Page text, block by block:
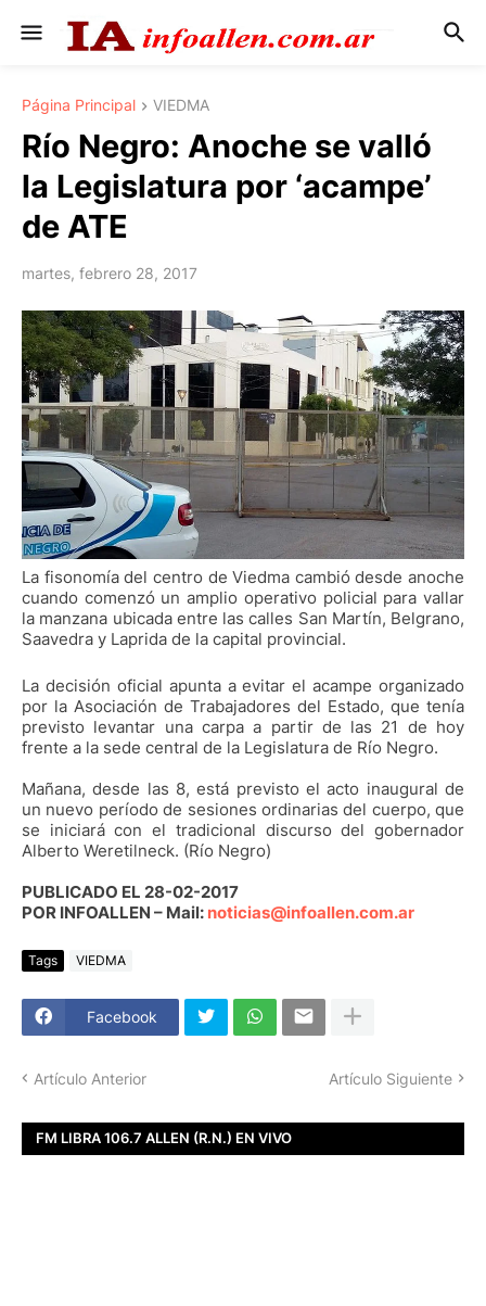
Página Principal VIEDMA
Río Negro: Anoche se valló
la Legislatura por ‘acampe’
de ATE
martes, febrero 28, 2017
La fisonomía del centro de Viedma cambió desde anoche
cuando comenzó un amplio operativo policial para vallar
la manzana ubicada entre las calles San Martín, Belgrano,
Saavedra y Laprida de la capital provincial.
La decisión oficial apunta a evitar el acampe organizado
por la Asociación de Trabajadores del Estado, que tenía
previsto levantar una carpa a partir de las 21 de hoy
frente a la sede central de la Legislatura de Río Negro.
Mañana, desde las 8, está previsto el acto inaugural de
un nuevo período de sesiones ordinarias del cuerpo, que
se iniciará con el tradicional discurso del gobernador
Alberto Weretilneck. (Río Negro)
PUBLICADO EL 28-02-2017
POR INFOALLEN – Mail: noticias@infoallen.com.ar
Tags VIEDMA
Facebook
Artículo Anterior Artículo Siguiente
FM LIBRA 106.7 ALLEN (R.N.) EN VIVO